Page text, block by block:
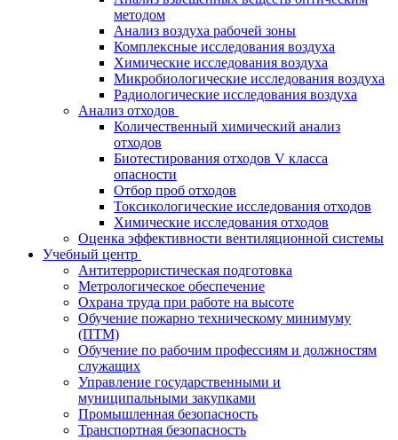
методом
Анализ воздуха рабочей зоны
Комплексные исследования воздуха
Химические исследования воздуха
Микробиологические исследования воздуха
Радиологические исследования воздуха
Анализ отходов
Количественный химический анализ
отходов
Биотестирования отходов V класса
опасности
Отбор проб отходов
Токсикологические исследования отходов
Химические исследования отходов
Оценка эффективности вентиляционной системы
Учебный центр
Антитеррористическая подготовка
Метрологическое обеспечение
Охрана труда при работе на высоте
Обучение пожарно техническому минимуму
(ПТМ)
Обучение по рабочим профессиям и должностям
служащих
Управление государственными и
муниципальными закупками
Промышленная безопасность
Транспортная безопасность